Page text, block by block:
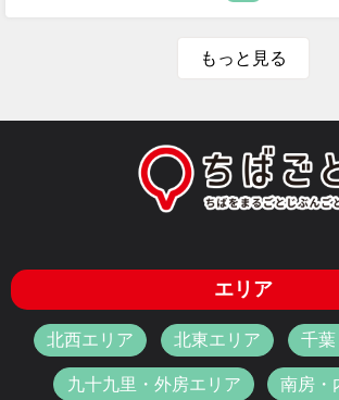
もっと見る
エリア
北西エリア 北東エリア 千葉
九十九里・外房エリア 南房・